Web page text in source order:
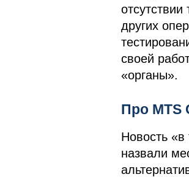
других
своей
«органы».
Про МТS
Новость
назвали